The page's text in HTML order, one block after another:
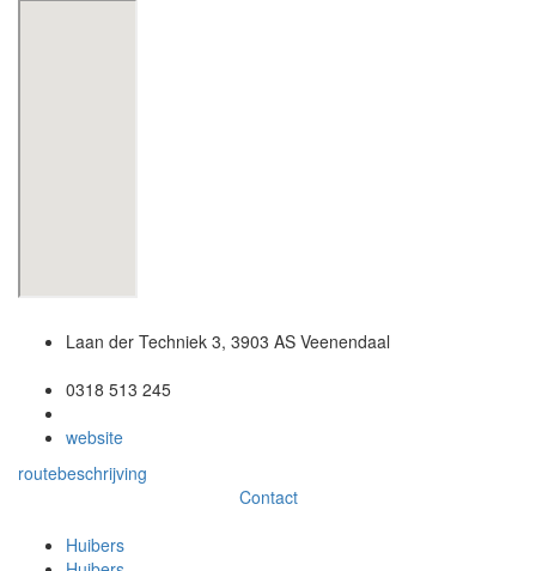
Laan der Techniek 3, 3903 AS Veenendaal
0318 513 245
website
routebeschrijving
Contact
Huibers